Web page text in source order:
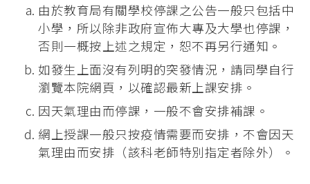
由於教育局有關學校停課之公告一般只包括中
小學，所以除非政府宣佈大專及大學也停課，
否則一概按上述之規定，恕不再另行通知。
如發生上面沒有列明的突發情況，請同學自行
瀏覽本院網頁，以確認最新上課安排。
因天氣理由而停課，一般不會安排補課。
網上授課一般只按疫情需要而安排，不會因天
氣理由而安排（該科老師特別指定者除外）。